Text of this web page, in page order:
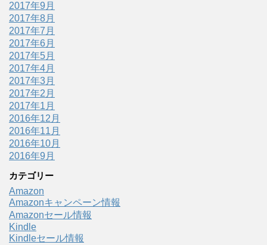
2017年9月
2017年8月
2017年7月
2017年6月
2017年5月
2017年4月
2017年3月
2017年2月
2017年1月
2016年12月
2016年11月
2016年10月
2016年9月
カテゴリー
Amazon
Amazonキャンペーン情報
Amazonセール情報
Kindle
Kindleセール情報